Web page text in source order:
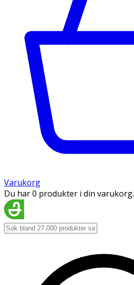
Varukorg
Du har 0 produkter i din varukorg.